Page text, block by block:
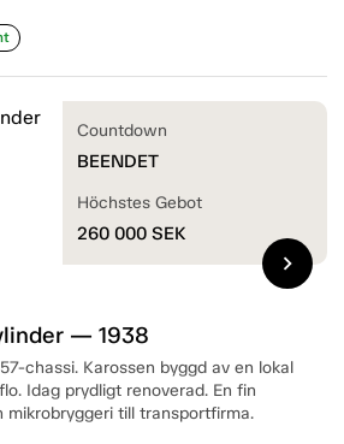
— 1938
chassi. Karossen byggd av en lokal
Idag prydligt renoverad. En fin
mikrobryggeri till transportfirma.
Countdown
BEENDET
Höchstes Gebot
260 000 SEK
chevron_right